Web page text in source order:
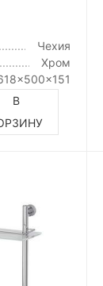
Чехия
Хром
В